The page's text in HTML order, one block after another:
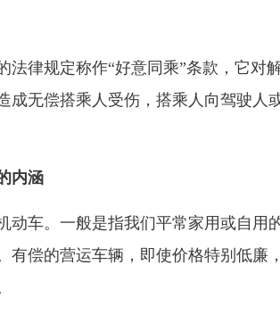
律规定称作“好意同乘”条款，它对
成无偿搭乘人受伤，搭乘人向驾驶人
内涵
动车。一般是指我们平常家用或自用
有偿的营运车辆，即使价格特别低廉